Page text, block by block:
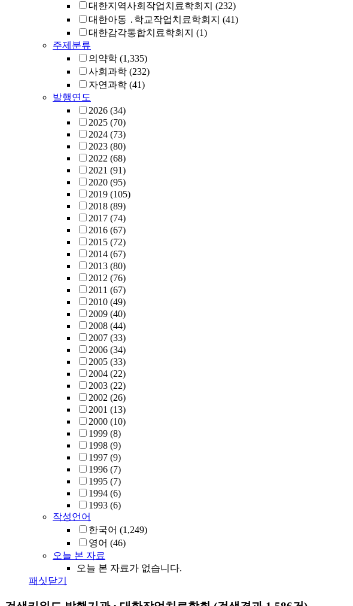
대한지역사회작업치료학회지 (232)
대한아동 ․학교작업치료학회지 (41)
대한감각통합치료학회지 (1)
주제분류
의약학 (1,335)
사회과학 (232)
자연과학 (41)
발행연도
2026 (34)
2025 (70)
2024 (73)
2023 (80)
2022 (68)
2021 (91)
2020 (95)
2019 (105)
2018 (89)
2017 (74)
2016 (67)
2015 (72)
2014 (67)
2013 (80)
2012 (76)
2011 (67)
2010 (49)
2009 (40)
2008 (44)
2007 (33)
2006 (34)
2005 (33)
2004 (22)
2003 (22)
2002 (26)
2001 (13)
2000 (10)
1999 (8)
1998 (9)
1997 (9)
1996 (7)
1995 (7)
1994 (6)
1993 (6)
작성언어
한국어 (1,249)
영어 (46)
오늘 본 자료
오늘 본 자료가 없습니다.
패싯닫기